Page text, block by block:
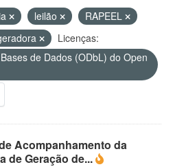
leilão
RAPEEL
Licenças:
de Dados (ODbL) do Open
Acompanhamento da
de Geração de...